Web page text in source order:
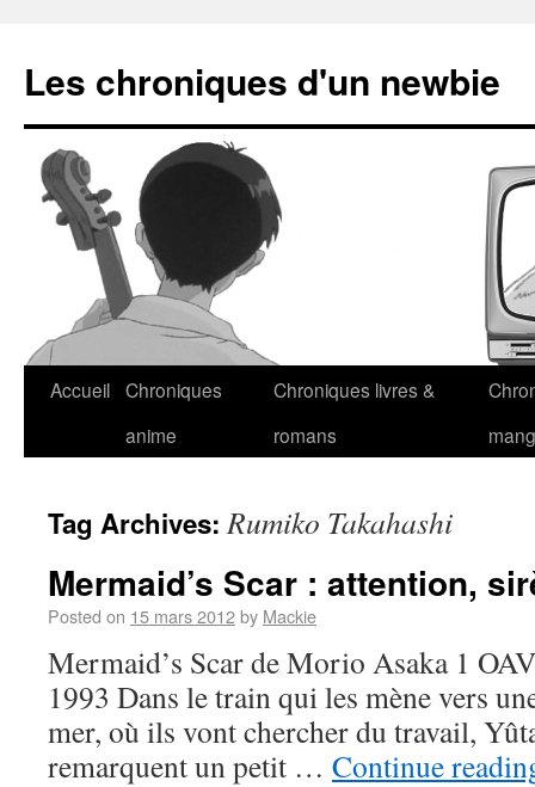
Les chroniques d'un newbie
Accueil Chroniques
anime
Chroniques livres &
romans
Tag Archives:Rumiko Takahashi
Mermaid’s Scar : attention,
Posted on 15 mars 2012by Mackie
Mermaid’s Scar de Morio Asaka 1
1993 Dans le train qui les mène vers
mer, où ils vont chercher du travail,
remarquent un petit … Continue